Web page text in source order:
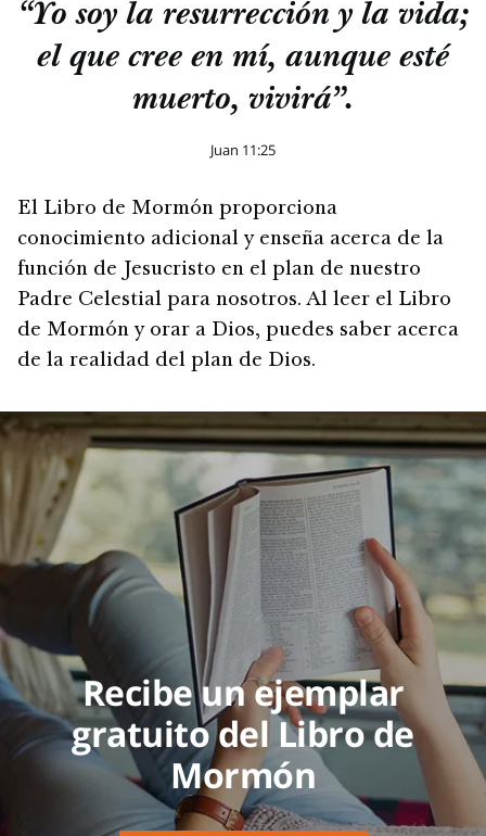
“Yo soy la resurrección y la vida;
el que cree en mí, aunque esté
muerto, vivirá”.
Juan 11:25
El Libro de Mormón proporciona
conocimiento adicional y enseña acerca de la
función de Jesucristo en el plan de nuestro
Padre Celestial para nosotros. Al leer el Libro
de Mormón y orar a Dios, puedes saber acerca
de la realidad del plan de Dios.
Recibe un ejemplar
gratuito del Libro de
Mormón